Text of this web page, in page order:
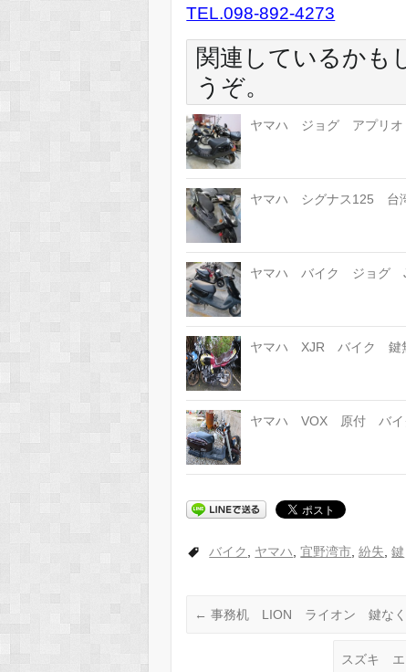
TEL.098-892-4273
関連しているかも
うぞ。
ヤマハ ジョグ アプリ
ヤマハ シグナス125 台
ヤマハ バイク ジョグ
ヤマハ XJR バイク 鍵
ヤマハ VOX 原付 バイ
バイク ヤマハ ,宜野湾市 ,紛失 ,鍵
← 事務机 LION ライオン 鍵な
スズキ